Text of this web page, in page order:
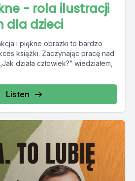
- rola ilustracji
dla dzieci
i piękne obrazki to bardzo
książki. Zaczynając pracę nad
działa człowiek?” wiedziałem,
Listen